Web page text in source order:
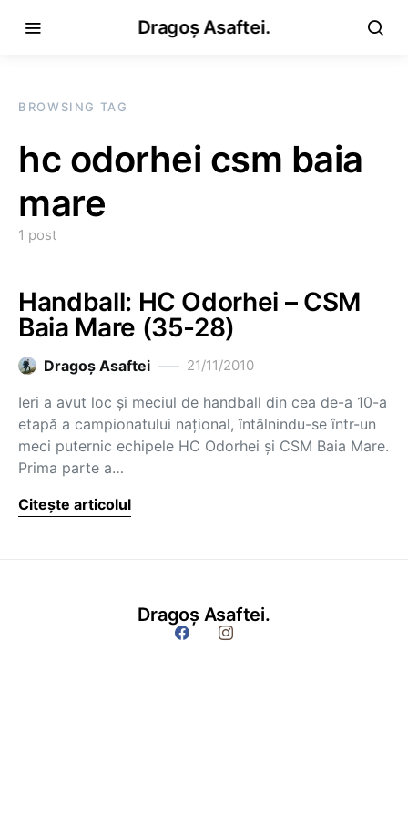
Dragoș Asaftei.
BROWSING TAG
hc odorhei csm baia
mare
1 post
Handball: HC Odorhei – CSM
Baia Mare (35-28)
Dragoş Asaftei 21/11/2010
Ieri a avut loc şi meciul de handball din cea de-a 10-a
etapă a campionatului naţional, întâlnindu-se într-un
meci puternic echipele HC Odorhei şi CSM Baia Mare.
Prima parte a…
Citește articolul
Dragoș Asaftei.